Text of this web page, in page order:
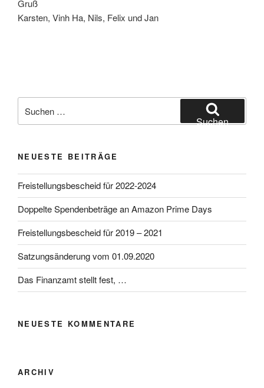
Gruß
Karsten, Vinh Ha, Nils, Felix und Jan
nach:
Suchen
NEUESTE BEITRÄGE
Freistellungsbescheid für 2022-2024
Doppelte Spendenbeträge an Amazon Prime Days
Freistellungsbescheid für 2019 – 2021
Satzungsänderung vom 01.09.2020
Das Finanzamt stellt fest, …
NEUESTE KOMMENTARE
ARCHIV